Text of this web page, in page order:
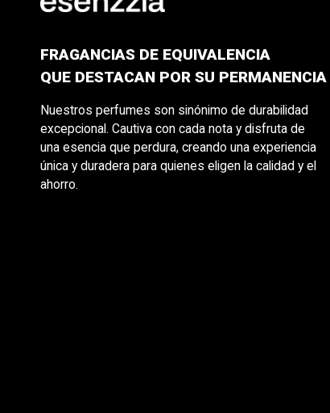
FRAGANCIAS DE EQUIVALENCIA
QUE DESTACAN POR SU PERMANENCIA
Nuestros perfumes son sinónimo de durabilidad
excepcional. Cautiva con cada nota y disfruta de
una esencia que perdura, creando una experiencia
única y duradera para quienes eligen la calidad y el
ahorro.